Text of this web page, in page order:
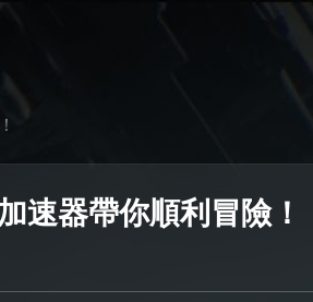
速器帶你順利冒險！